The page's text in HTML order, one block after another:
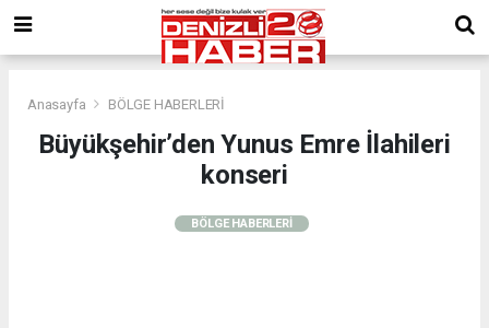
Anasayfa BÖLGE HABERLERİ
Büyükşehir’den Yunus Emre İlahileri
konseri
BÖLGE HABERLERİ